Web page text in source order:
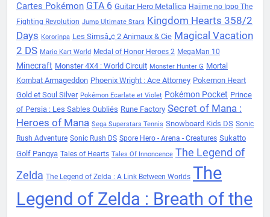
Cartes Pokémon GTA 6 Guitar Hero Metallica Hajime no Ippo The
Fighting Revolution Jump Ultimate Stars Kingdom Hearts 358/2
Days Kororinpa Les Simsâ„¢ 2 Animaux & Cie Magical Vacation
2 DS Mario Kart World Medal of Honor Heroes 2 MegaMan 10
Minecraft Monster 4X4 : World Circuit Monster Hunter G Mortal
Kombat Armageddon Phoenix Wright : Ace Attorney Pokemon Heart
Gold et Soul Silver Pokémon Ecarlate et Violet Pokémon Pocket Prince
of Persia : Les Sables Oubliés Rune Factory Secret of Mana :
Heroes of Mana Sega Superstars Tennis Snowboard Kids DS Sonic
Rush Adventure Sonic Rush DS Spore Hero - Arena - Creatures Sukatto
Golf Pangya Tales of Hearts Tales Of Innoncence The Legend of
Zelda The Legend of Zelda : A Link Between Worlds The
Legend of Zelda : Breath of the